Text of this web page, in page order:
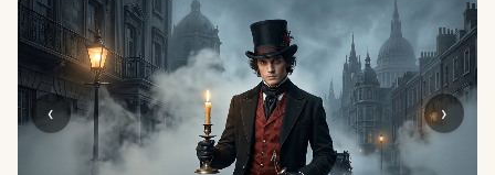
‹ ›